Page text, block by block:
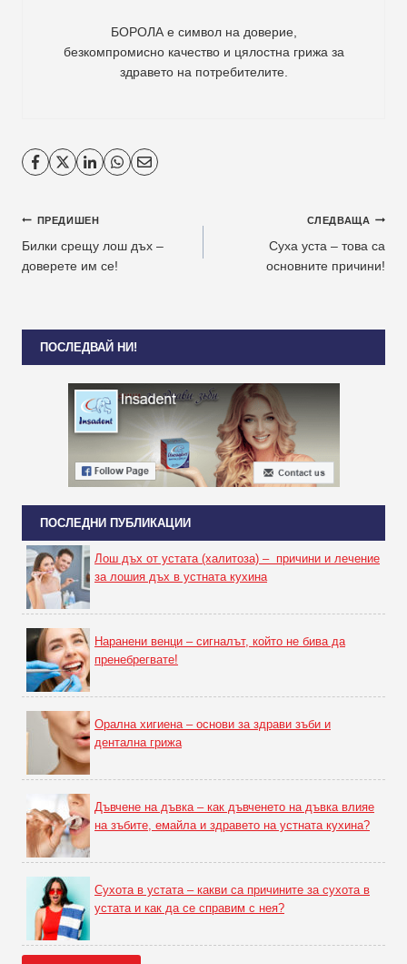
БОРОЛА е символ на доверие,
безкомпромисно качество и цялостна грижа за
здравето на потребителите.
Навигация
ПРЕДИШЕН
Билки срещу лош дъх –
доверете им се!
СЛЕДВАЩА
Суха уста – това са
основните причини!
ПОСЛЕДВАЙ НИ!
ПОСЛЕДНИ ПУБЛИКАЦИИ
Лош дъх от устата (халитоза) – причини и лечение
за лошия дъх в устната кухина
Наранени венци – сигналът, който не бива да
пренебрегвате!
Орална хигиена – основи за здрави зъби и
дентална грижа
Дъвчене на дъвка – как дъвченето на дъвка влияе
на зъбите, емайла и здравето на устната кухина?
Сухота в устата – какви са причините за сухота в
устата и как да се справим с нея?